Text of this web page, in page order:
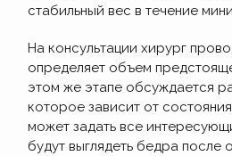
стабильный вес в течение
На консультации хирург
определяет объем
этом же этапе обсуждается
которое зависит от
может задать все
будут выглядеть бедра после